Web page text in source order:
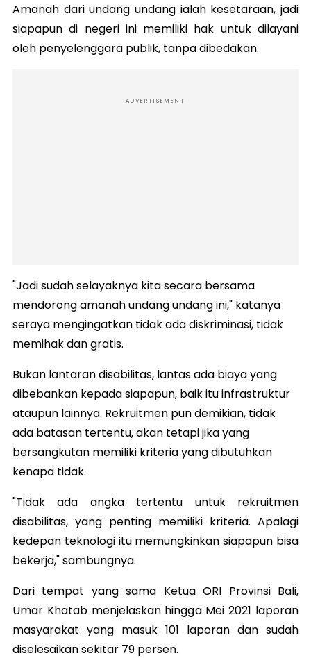
Amanah dari undang undang ialah kesetaraan, jadi
siapapun di negeri ini memiliki hak untuk dilayani
oleh penyelenggara publik, tanpa dibedakan.
ADVERTISEMENT
"Jadi sudah selayaknya kita secara bersama
mendorong amanah undang undang ini," katanya
seraya mengingatkan tidak ada diskriminasi, tidak
memihak dan gratis.
Bukan lantaran disabilitas, lantas ada biaya yang
dibebankan kepada siapapun, baik itu infrastruktur
ataupun lainnya. Rekruitmen pun demikian, tidak
ada batasan tertentu, akan tetapi jika yang
bersangkutan memiliki kriteria yang dibutuhkan
kenapa tidak.
"Tidak ada angka tertentu untuk rekruitmen
disabilitas, yang penting memiliki kriteria. Apalagi
kedepan teknologi itu memungkinkan siapapun bisa
bekerja," sambungnya.
Dari tempat yang sama Ketua ORI Provinsi Bali,
Umar Khatab menjelaskan hingga Mei 2021 laporan
masyarakat yang masuk 101 laporan dan sudah
diselesaikan sekitar 79 persen.